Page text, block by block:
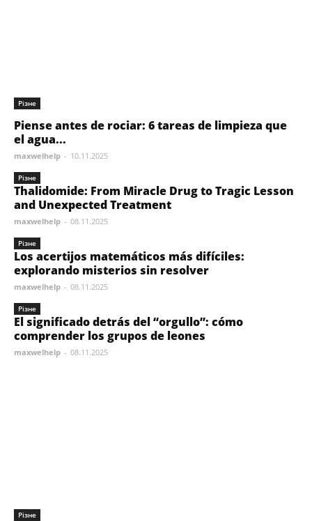
Різне
Piense antes de rociar: 6 tareas de limpieza que
el agua...
maxwelhelp - 10.11.2025
Різне
Thalidomide: From Miracle Drug to Tragic Lesson
and Unexpected Treatment
maxwelhelp - 08.11.2025
Різне
Los acertijos matemáticos más difíciles:
explorando misterios sin resolver
maxwelhelp - 08.11.2025
Різне
El significado detrás del “orgullo”: cómo
comprender los grupos de leones
maxwelhelp - 08.11.2025
Різне